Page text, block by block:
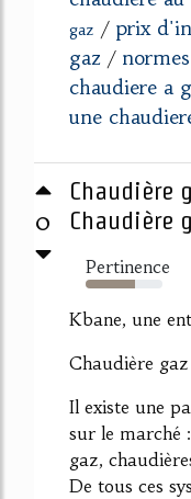
gaz / prix
gaz /
chaudiere a
une
0
Chaudière
Chaudière
Pertinence
64%
Kbane, une
Chaudière gaz
Il existe une
sur le marché
gaz,
De tous ces